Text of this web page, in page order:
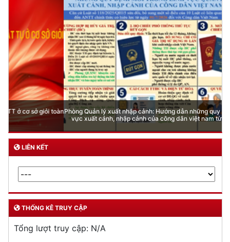
Phòng Quản lý xuất nhập cảnh: Hướng dẫn những quy định mới trong lĩnh
vực xuất cảnh, nhập cảnh của công dân việt nam từ ngày 01/7/2026
LIÊN KẾT
THỐNG KÊ TRUY CẬP
Tổng lượt truy cập: N/A